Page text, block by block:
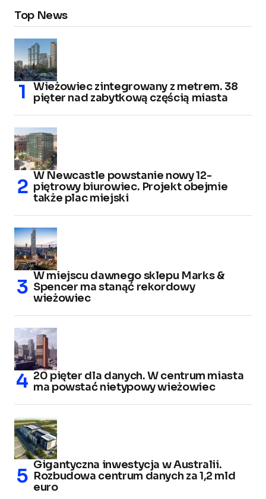
Top News
Wieżowiec zintegrowany z metrem. 38
pięter nad zabytkową częścią miasta
W Newcastle powstanie nowy 12-
piętrowy biurowiec. Projekt obejmie
także plac miejski
W miejscu dawnego sklepu Marks &
Spencer ma stanąć rekordowy
wieżowiec
20 pięter dla danych. W centrum miasta
ma powstać nietypowy wieżowiec
Gigantyczna inwestycja w Australii.
Rozbudowa centrum danych za 1,2 mld
euro